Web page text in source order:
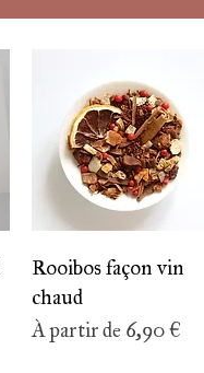
Aperçu rapide
Rooibos façon vin
chaud
À partir de 6,90 €
Prix promotionnel